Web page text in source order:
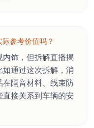
参考价值吗？
饰，但拆解直播揭
通过这次拆解，消
在隔音材料、线束防
直接关系到车辆的安